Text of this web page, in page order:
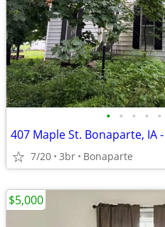
• • • • •
407 Maple St. Bonaparte, IA
7/20 3br Bonaparte
$5,000